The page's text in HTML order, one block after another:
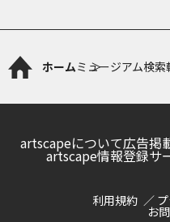
ホームミュージアム検索
artscapeについて広告掲
artscape情報登録サ
利用規約
お